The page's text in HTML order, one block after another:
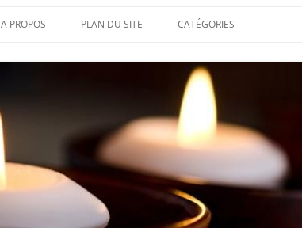
A PROPOS PLAN DU SITE CATÉGORIES
ALIMENTATION
REPOS
LE POINT DE VUE DE
TECHNIQUES DE
THÉORIES